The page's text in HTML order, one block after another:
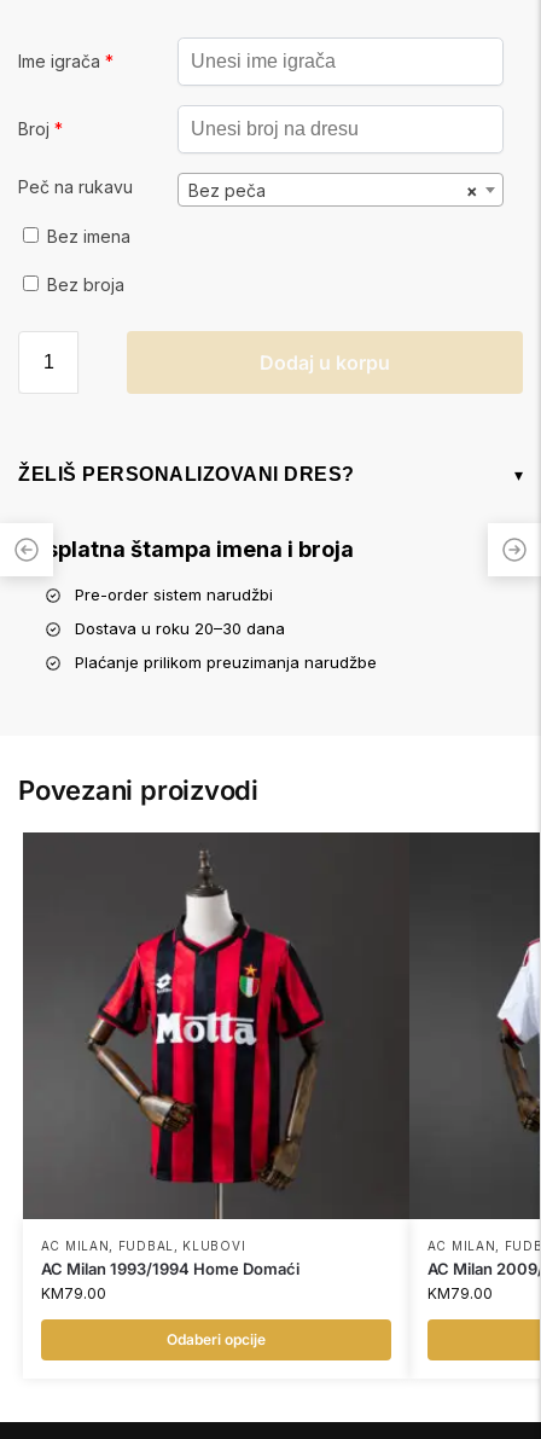
Ime igrača *
Broj *
Peč na rukavu ×
Bez peča
Bez imena
Bez broja
Dodaj u korpu
ŽELIŠ PERSONALIZOVANI DRES? ▾
Besplatna štampa imena i broja
Pre-order sistem narudžbi
Dostava u roku 20–30 dana
Plaćanje prilikom preuzimanja narudžbe
Povezani proizvodi
AC MILAN FUDBAL KLUBOVI
AC Milan 1993/1994 Home Domaći
KM79.00
Odaberi opcije
AC MILAN
AC Milan
KM79.00